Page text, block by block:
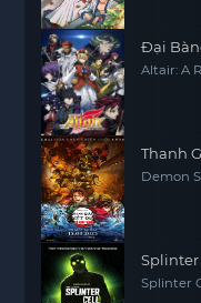
Đại
Altair: A
Thanh
Demon
Splinter
Splinter